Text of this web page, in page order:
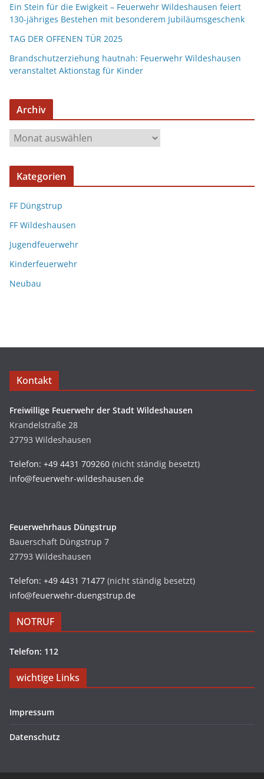
Ein Stein für die Ewigkeit – Feuerwehr Wildeshausen feiert
130-jähriges Bestehen mit besonderem Jubiläumsgeschenk
TAG DER OFFENEN TÜR 2025
Brandschutzerziehung hautnah: Feuerwehr Wildeshausen
veranstaltet Aktionstag für Kinder
Archiv
Kategorien
FF Düngstrup
FF Wildeshausen
Jugendfeuerwehr
Kinderfeuerwehr
Neubau
Kontakt
Freiwillige Feuerwehr der Stadt Wildeshausen
Krandelstraße 28
27793 Wildeshausen
Telefon: +49 4431 709260 (nicht ständig besetzt)
info@feuerwehr-wildeshausen.de
Feuerwehrhaus Düngstrup
Bauerschaft Düngstrup 7
27793 Wildeshausen
Telefon: +49 4431 71477 (nicht ständig besetzt)
info@feuerwehr-duengstrup.de
NOTRUF
Telefon: 112
wichtige Links
Impressum
Datenschutz